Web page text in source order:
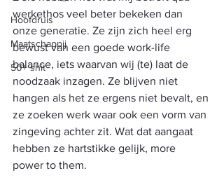
Hoofdruis
Maatschappij
50+ shit
werkethos veel beter bekeken dan
onze generatie. Ze zijn zich heel erg
bewust van een goede work-life
balance, iets waarvan wij (te) laat de
noodzaak inzagen. Ze blijven niet
hangen als het ze ergens niet bevalt, en
ze zoeken werk waar ook een vorm van
zingeving achter zit. Wat dat aangaat
hebben ze hartstikke gelijk, more
power to them.